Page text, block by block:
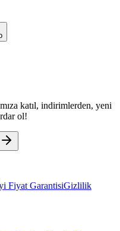
katıl, indirimlerden, yeni
ol!
Fiyat GarantisiGizlilik